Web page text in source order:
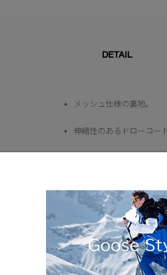
DETAIL
メッシュ仕様の裏地。
伸縮性のあるドローコー
3つの外側ポケット：フ
仕様が変更する場合がご